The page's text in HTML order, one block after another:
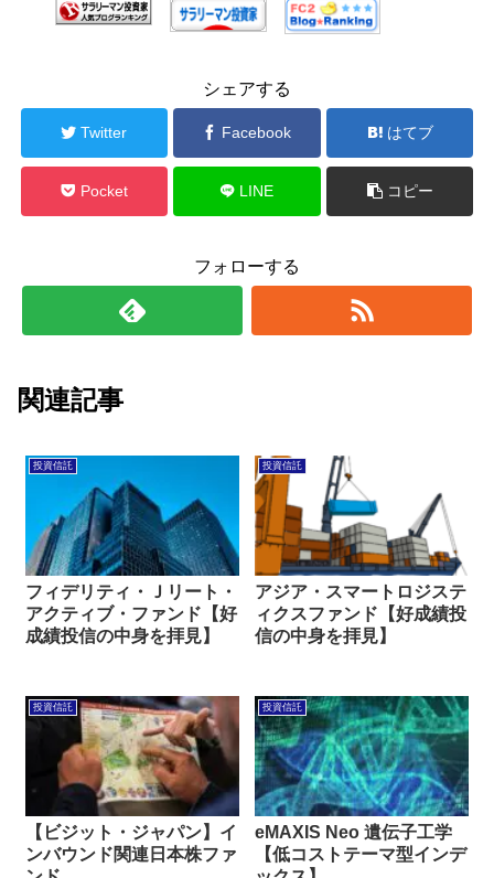
シェアする
Twitter Facebook はてブ
Pocket LINE コピー
フォローする
関連記事
投資信託
フィデリティ・Ｊリート・
アクティブ・ファンド【好
成績投信の中身を拝見】
投資信託
アジア・スマートロジステ
ィクスファンド【好成績投
信の中身を拝見】
投資信託
【ビジット・ジャパン】イ
ンバウンド関連日本株ファ
投資信託
eMAXIS Neo 遺伝子工学
【低コストテーマ型インデ